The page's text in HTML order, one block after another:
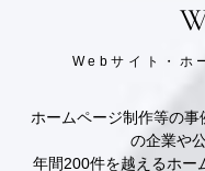
Webサイト・ホ
ホームページ制作等の
の企業や
年間200件を越えるホー